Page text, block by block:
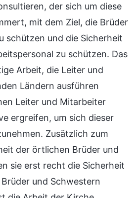
der sich um diese
mit dem Ziel, die Brüder
schützen und die Sicherheit
zu schützen. Das
Arbeit, die Leiter und
Ländern ausführen
Leiter und Mitarbeiter
ergreifen, um sich dieser
Zusätzlich zum
der örtlichen Brüder und
sie erst recht die Sicherheit
und Schwestern